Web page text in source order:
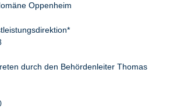
Oppenheim
durch den Behördenleiter Thomas